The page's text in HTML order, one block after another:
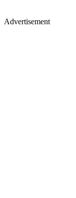
Advertisement